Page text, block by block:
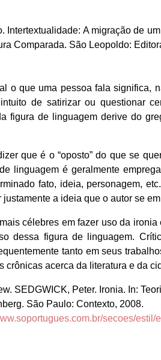
Intertextualidade: A migração de
Comparada. São Leopoldo:
o que uma pessoa fala significa,
de satirizar ou questionar
figura de linguagem derive do
que é o “oposto” do que se
linguagem é geralmente
fato, ideia, personagem,
a ideia que o autor se
célebres em fazer uso da
dessa figura de linguagem.
tanto em seus
crônicas acerca da literatura e da
SEDGWICK, Peter. Ironia. In:
São Paulo: Contexto, 2008.
secoes/estil/